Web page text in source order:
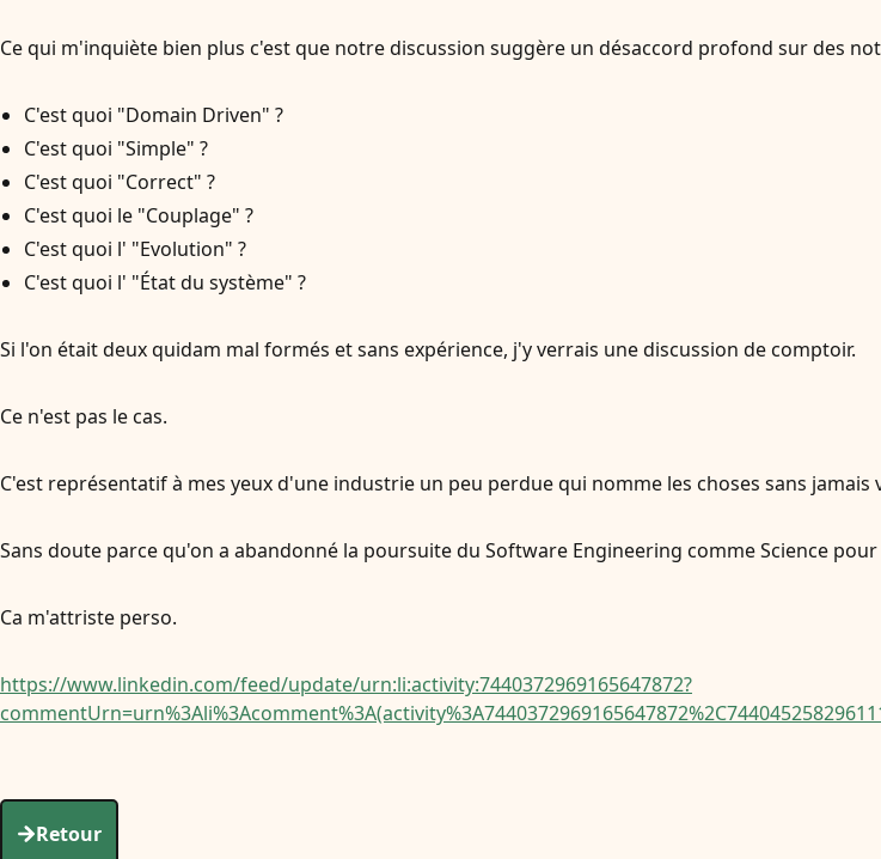
Ce qui m'inquiète bien plus c'est que notre discussion suggère un désaccord profond sur des
C'est quoi "Domain Driven" ?
C'est quoi "Simple" ?
C'est quoi "Correct" ?
C'est quoi le "Couplage" ?
C'est quoi l' "Evolution" ?
C'est quoi l' "État du système" ?
Si l'on était deux quidam mal formés et sans expérience, j'y verrais une discussion de comptoir.
Ce n'est pas le cas.
C'est représentatif à mes yeux d'une industrie un peu perdue qui nomme les choses sans
Sans doute parce qu'on a abandonné la poursuite du Software Engineering comme Science
Ca m'attriste perso.
https://www.linkedin.com/feed/update/urn:li:activity:7440372969165647872?
Retour